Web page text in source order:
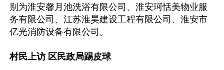
别为淮安馨月池洗浴有限公司、淮安珂恬美物业服
务有限公司、江苏淮昊建设工程有限公司、淮安市
亿光消防设备有限公司。
村民上访 区民政局踢皮球